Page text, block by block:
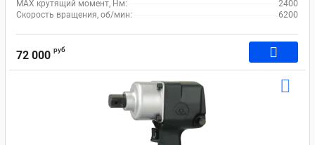
MAX крутящий момент, Нм:
2400
Скорость вращения, об/мин:
6200
72 000 руб